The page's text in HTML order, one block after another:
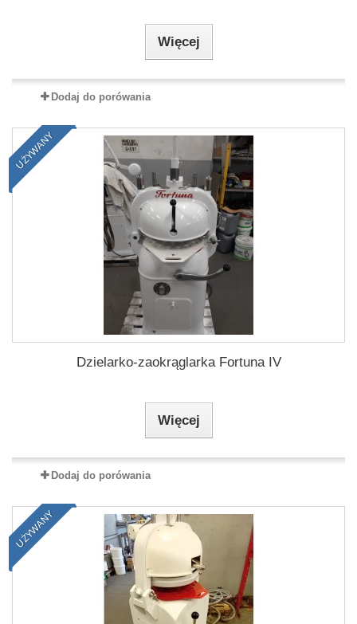
Więcej
Dodaj do porówania
UŻYWANY
Dzielarko-zaokrąglarka Fortuna IV
Więcej
Dodaj do porówania
UŻYWANY